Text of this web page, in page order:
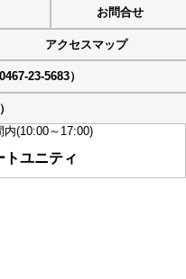
お問合せ
アクセスマップ
23-5683）
(10:00～17:00)
トユニティ